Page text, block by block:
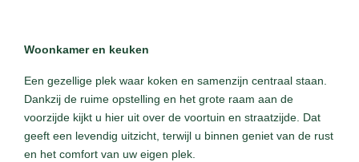
Woonkamer en keuken
Een gezellige plek waar koken en samenzijn centraal staan.
Dankzij de ruime opstelling en het grote raam aan de
voorzijde kijkt u hier uit over de voortuin en straatzijde. Dat
geeft een levendig uitzicht, terwijl u binnen geniet van de rust
en het comfort van uw eigen plek.